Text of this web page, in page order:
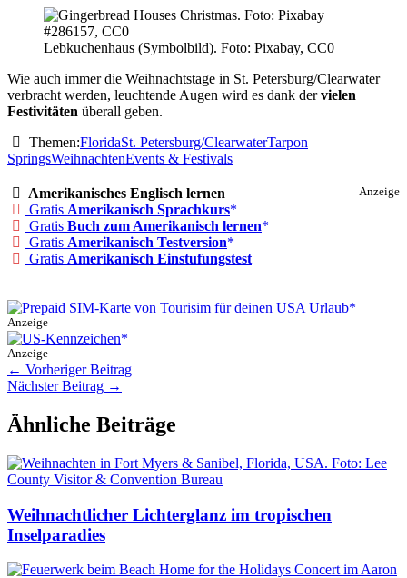
Lebkuchenhaus (Symbolbild). Foto: Pixabay, CC0
Wie auch immer die Weihnachtstage in St. Petersburg/Clearwater
verbracht werden, leuchtende Augen wird es dank dervielen
Festivitäten überall geben.
Themen:FloridaSt. Petersburg/ClearwaterTarpon
SpringsWeihnachtenEvents & Festivals
Anzeige
Amerikanisches Englisch lernen
Gratis Amerikanisch Sprachkurs
Gratis Buch zum Amerikanisch lernen
Gratis Amerikanisch Testversion
Gratis Amerikanisch Einstufungstest
Anzeige
Anzeige
← Vorheriger Beitrag
Nächster Beitrag →
Ähnliche Beiträge
Weihnachtlicher Lichterglanz im tropischen
Inselparadies